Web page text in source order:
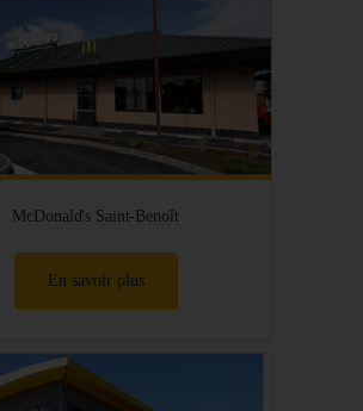
McDonald's Saint-Benoît
En savoir plus